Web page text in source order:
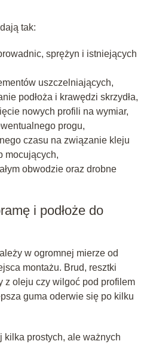
tak:
sprężyn i istniejących
uszczelniających,
podłoża i krawędzi skrzydła,
nowych profili na wymiar,
progu,
czasu na związanie kleju
mocujących,
obwodzie oraz drobne
i podłoże do
w ogromnej mierze od
montażu. Brud, resztki
z oleju czy wilgoć pod profilem
guma oderwie się po kilku
kilka prostych, ale ważnych